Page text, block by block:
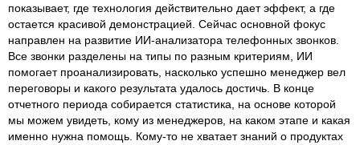
показывает, где технология действительно дает эффект, а где
остается красивой демонстрацией. Сейчас основной фокус
направлен на развитие ИИ-анализатора телефонных звонков.
Все звонки разделены на типы по разным критериям, ИИ
помогает проанализировать, насколько успешно менеджер вел
переговоры и какого результата удалось достичь. В конце
отчетного периода собирается статистика, на основе которой
мы можем увидеть, кому из менеджеров, на каком этапе и какая
именно нужна помощь. Кому-то не хватает знаний о продуктах